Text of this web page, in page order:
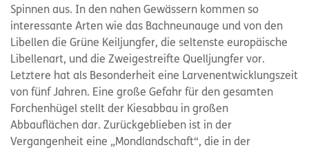
Spinnen aus. In den nahen Gewässern kommen so
interessante Arten wie das Bachneunauge und von den
Libellen die Grüne Keiljungfer, die seltenste europäische
Libellenart, und die Zweigestreifte Quelljungfer vor.
Letztere hat als Besonderheit eine Larvenentwicklungszeit
von fünf Jahren. Eine große Gefahr für den gesamten
Forchenhügel stellt der Kiesabbau in großen
Abbauflächen dar. Zurückgeblieben ist in der
Vergangenheit eine „Mondlandschaft“, die in der